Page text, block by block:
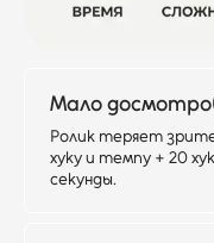
Мало
Ролик теряет
хуку и темпу + 20
секунды.